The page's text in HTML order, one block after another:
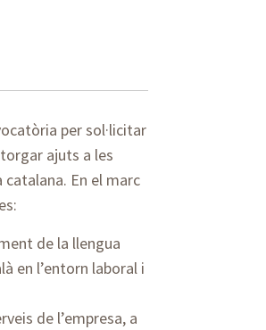
per sol·licitar
ajuts a les
En el marc
de la llengua
en l’entorn laboral i
de l’empresa, a